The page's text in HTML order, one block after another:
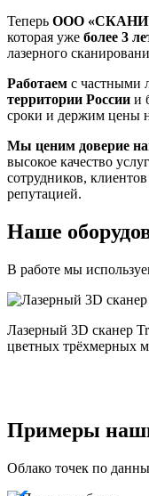
Теперь ООО
которая уже более 3
лазерного
Работаем с частными
территории России и
сроки и держим цены
Мы ценим доверие
высокое качество
сотрудников,
репутацией.
Наше
В работе мы
Лазерный 3D сканер
цветных трёхмерных
Примеры
Облако точек по